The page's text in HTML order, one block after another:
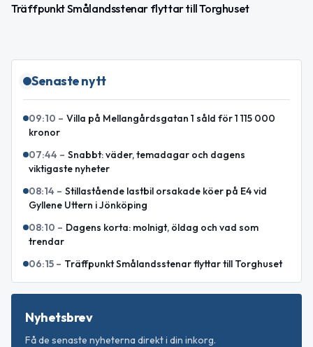
Träffpunkt Smålandsstenar flyttar till Torghuset
Senaste nytt
09:10 – Villa på Mellangårdsgatan 1 såld för 1 115 000
kronor
07:44 – Snabbt: väder, temadagar och dagens
viktigaste nyheter
08:14 – Stillastående lastbil orsakade köer på E4 vid
Gyllene Uttern i Jönköping
08:10 – Dagens korta: molnigt, öldag och vad som
trendar
06:15 – Träffpunkt Smålandsstenar flyttar till Torghuset
Nyhetsbrev
Få de senaste nyheterna direkt i din inkorg.